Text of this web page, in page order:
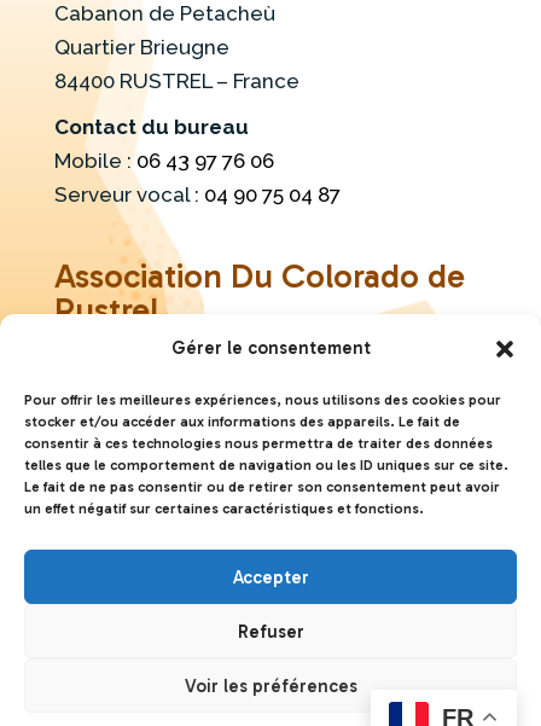
Gérer le consentement
Pour offrir les meilleures expériences, nous utilisons des cookies pour
stocker et/ou accéder aux informations des appareils. Le fait de
consentir à ces technologies nous permettra de traiter des données
telles que le comportement de navigation ou les ID uniques sur ce site.
Le fait de ne pas consentir ou de retirer son consentement peut avoir
un effet négatif sur certaines caractéristiques et fonctions.
Accepter
Refuser
Voir les préférences
Cabanon de Petacheù
Quartier Brieugne
84400 RUSTREL – France
Contact du bureau
Mobile :06 43 97 76 06
Serveur vocal : 04 90 75 04 87
Association Du Colorado de
Rustrel
Pied de page
Reprise des liens du site…
A complèter…
Social
La Vache Noire Sud- 2025 - Tous
droits réservés Association du Colorado de
FR